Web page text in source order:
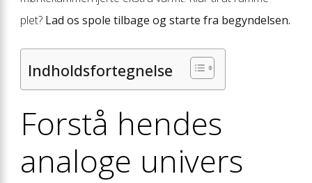
plet? Lad os spole tilbage og starte fra begyndelsen.
Indholdsfortegnelse
Forstå hendes
analoge univers